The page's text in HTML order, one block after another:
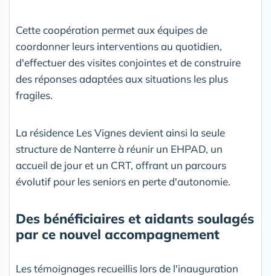
Cette coopération permet aux équipes de
coordonner leurs interventions au quotidien,
d'effectuer des visites conjointes et de construire
des réponses adaptées aux situations les plus
fragiles.
La résidence Les Vignes devient ainsi la seule
structure de Nanterre à réunir un EHPAD, un
accueil de jour et un CRT, offrant un parcours
évolutif pour les seniors en perte d'autonomie.
Des bénéficiaires et aidants soulagés
par ce nouvel accompagnement
Les témoignages recueillis lors de l'inauguration